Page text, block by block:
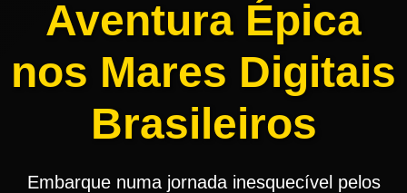
Aventura Épica
nos Mares Digitais
Brasileiros
Embarque numa jornada inesquecível pelos